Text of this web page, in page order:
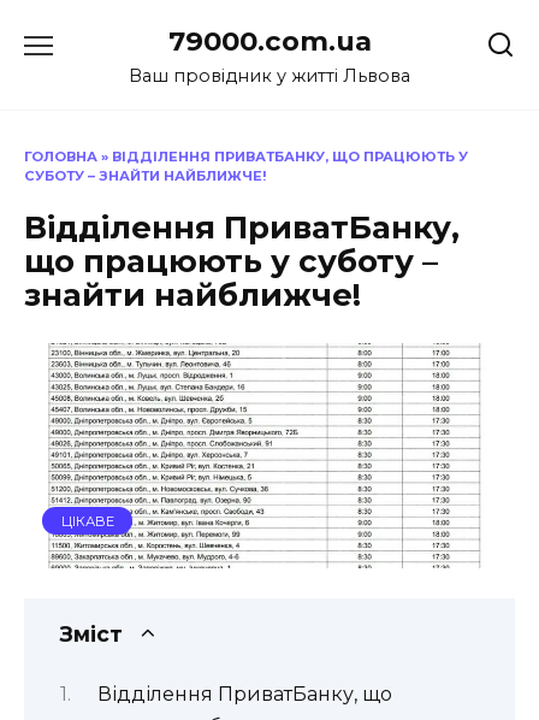
до
79000.com.ua
Ваш провідник у житті Львова
ГОЛОВНА » ВІДДІЛЕННЯ ПРИВАТБАНКУ, ЩО ПРАЦЮЮТЬ У
СУБОТУ – ЗНАЙТИ НАЙБЛИЖЧЕ!
Відділення ПриватБанку,
що працюють у суботу –
знайти найближче!
ЦІКАВЕ
Зміст
Відділення ПриватБанку, що